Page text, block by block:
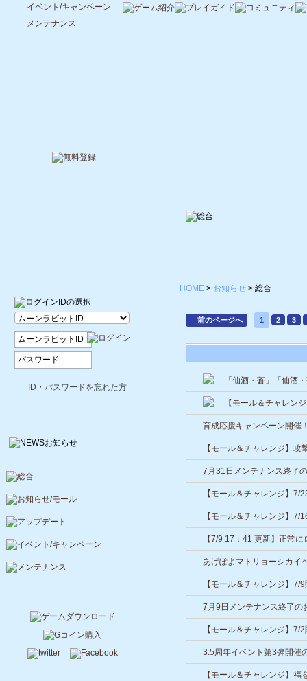
イベント/キャンペーン
メンテナンス
HOME > お知らせ > 総合
前のページへ 1 2 3
「仙酒・蒼」「仙酒
【モール＆チャレン
育成応援キャンペーン開催
【モール＆チャレンジ】
昇するアイテムが期間限定
7月31日メンテナンス終了
【モール＆チャレンジ】7/
【モール＆チャレンジ】7/
【7/9 17：41 更新】正常
あげぽよマトリョーシカイ
【モール＆チャレンジ】7/
7月9日メンテナンス終了の
【モール＆チャレンジ】7/
3.5周年イベント第3弾開催
【モール＆チャレンジ】
ID・パスワードを忘れた方